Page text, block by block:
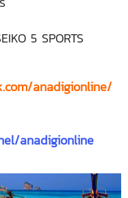
5 SPORTS
anadigionline/
anadigionline